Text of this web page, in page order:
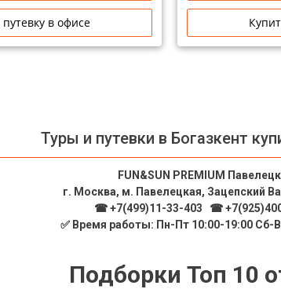
в офисе
Туры и путевки в Богазкент
FUN&SUN PREMIUM
г. Москва, м. Павелецкая, Зацепский
☎ +7(499)11-33-403
☎
✅ Время работы: Пн-Пт 10:00-19:00 Сб-
Подборки Топ 10